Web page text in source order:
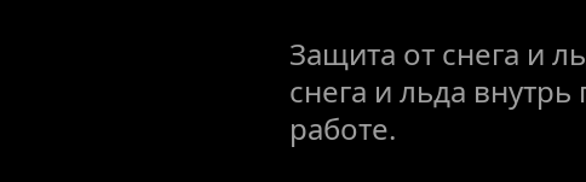
Защита от снега и
снега и льда
работе.